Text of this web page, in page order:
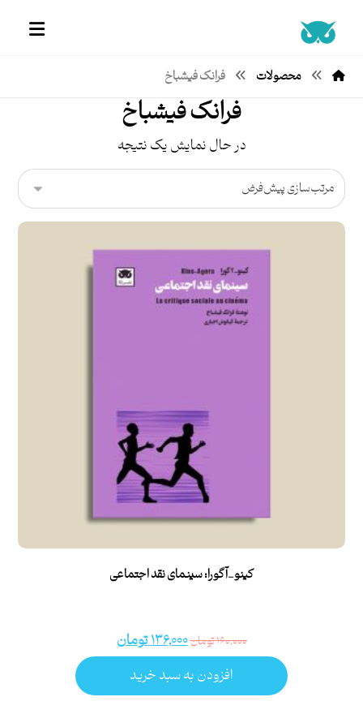
محصولات فرانک فیشباخ
فرانک فیشباخ
در حال نمایش یک نتیجه
کینو_آگورا: سینمای نقد اجتماعی
۱۶۰,۰۰۰تومان۱۳۶,۰۰۰تومان
افزودن به سبد خرید